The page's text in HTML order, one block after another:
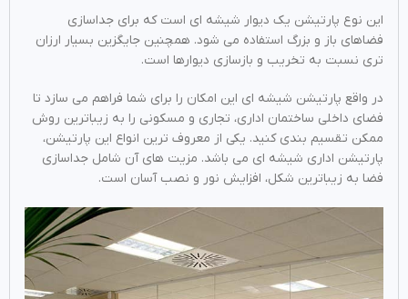
این نوع پارتیشن یک دیوار شیشه ای است که برای جداسازی
فضاهای باز و بزرگ استفاده می شود. همچنین جایگزین بسیار ارزان
تری نسبت به تخریب و بازسازی دیوارها است.
در واقع پارتیشن شیشه ای این امکان را برای شما فراهم می سازد تا
فضای داخلی ساختمان اداری، تجاری و مسکونی را به زیباترین روش
ممکن تقسیم بندی کنید. یکی از معروف ترین انواع این پارتیشن،
پارتیشن اداری شیشه ای می باشد. مزیت های آن شامل جداسازی
فضا به زیباترین شکل، افزایش نور و نصب آسان است.